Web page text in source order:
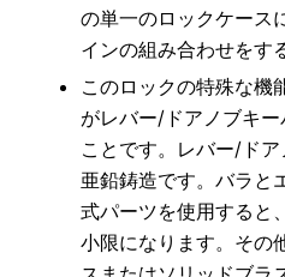
の単一のロックケース
インの組み合わせをす
このロックの特殊な機
がレバー/ドアノブキ
ことです。レバー/ド
亜鉛鋳造です。バラと
式パーツを使用すると
小限になります。その